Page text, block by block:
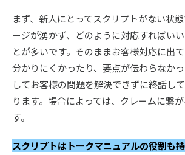
まず、新人にとってスクリプトがない状
ージが湧かず、どのように対応すればい
とが多いです。そのままお客様対応に出
分かりにくかったり、要点が伝わらなか
してお客様の問題を解決できずに終話し
ります。場合によっては、クレームに繋
す。
スクリプトはトークマニュアルの役割も